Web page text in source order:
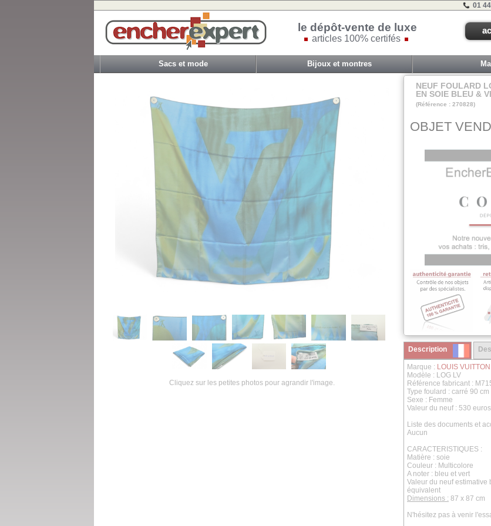
01
le dépôt-vente de luxe
articles 100% certifés
Sacs et mode Bijoux et montres
Cliquez sur les petites photos pour agrandir l'image.
NEUF FOULARD
EN SOIE BLEU &
(Référence : 270828)
OBJET
Description
Marque : LOUIS VUITTON
Modèle : LOG LV
Référence fabricant :
Type foulard : carré 90 cm
Sexe : Femme
Valeur du neuf : 530 euros
Liste des documents et
Aucun
CARACTERISTIQUES :
Matière : soie
Couleur : Multicolore
A noter : bleu et vert
Valeur du neuf
équivalent
Dimensions : 87 x 87 cm
N'hésitez pas à venir